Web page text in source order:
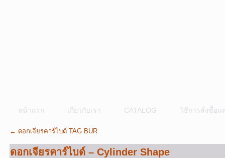
หน้าแรก เกี่ยวกับเรา CATALOG วิธีการสั่งซื้อแ
← ดอกเจียรคาร์ไบด์ TAG BUR
ดอกเจียรคาร์ไบด์ – Cylinder Shape